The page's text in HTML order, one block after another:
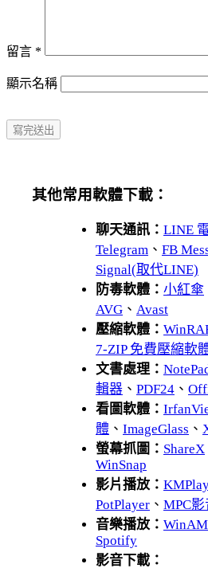
留言 *
顯示名稱
其他常用軟體下載：
聊天通訊： LINE
Telegram 、 FB
Signal(取代LINE)
防毒軟體： 小紅傘
AVG 、 Avast
壓縮軟體：
7-ZIP 免費壓縮軟
文書處理：
輯器 、 PDF24 、
看圖軟體：
體 、 ImageGlass 、
螢幕抓圖： ShareX
WinSnap
影片播放：
PotPlayer 、 MPC
音樂播放：
Spotify
影音下載：